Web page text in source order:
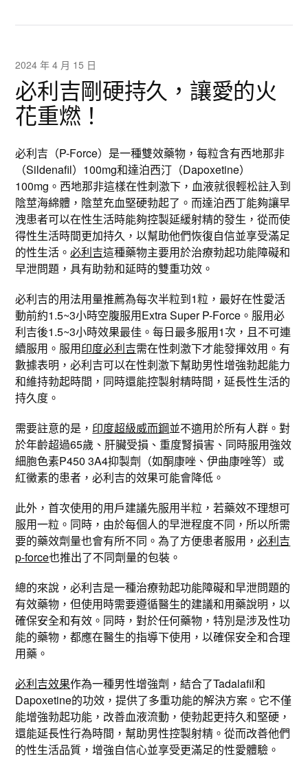
2024 年 4 月 15 日
必利吉剛硬持久，讓愛的火
花重燃！
必利吉（P-Force）是一種雙效藥物，每粒含有西地那非
（Sildenafil）100mg和達泊西汀（Dapoxetine）
100mg。西地那非這樣在性刺激下，血液就很輕松註入到
陰莖海綿體，陰莖充血堅硬勃起了。而達泊西丁能夠讓早
洩患者可以在性生活時能夠控製延緩射精的發生，從而使
得性生活時間更加持久，以幫助他們恢復自信並享受滿足
的性生活。必利吉這種藥物主要用於治療勃起功能障礙和
早泄問題，具有助勃和延時的雙重功效。
必利吉的用法用量推薦為每次半粒到1粒，最好在性愛活
動前約1.5~3小時空腹服用Extra Super P-Force。服用必
利吉後1.5~3小時效果最佳。每日最多服用1次，且不可連
續服用。服用印度必利吉需在性刺激下才能發揮效用。有
數據表明，必利吉可以在性刺激下幫助男性增強勃起能力
和維持勃起時間，同時還能控製射精時間，延長性生活的
持久度。
需要註意的是， 印度超級威而鋼並不適用於所有人群。對
於年齡超過65歲、肝臟受損、重度腎損害、同時服用強效
細胞色素P450 3A4抑製劑（如酮康唑、伊曲康唑等）或
紅黴素的患者，必利吉的效果可能會降低。
此外，首次使用的用戶建議先服用半粒，若藥效不理想可
服用一粒。同時，由於每個人的早泄程度不同，所以所需
要的藥效劑量也會有所不同。為了方便患者服用，必利吉
p-force也推出了不同劑量的包裝。
總的來說，必利吉是一種治療勃起功能障礙和早泄問題的
有效藥物，但使用時需要遵循醫生的建議和用藥說明，以
確保安全和有效。同時，對於任何藥物，特別是涉及性功
能的藥物，都應在醫生的指導下使用，以確保安全和合理
用藥。
必利吉效果作為一種男性增強劑，結合了Tadalafil和
Dapoxetine的功效，提供了多重功能的解決方案。它不僅
能增強勃起功能，改善血液流動，使勃起更持久和堅硬，
還能延長性行為時間，幫助男性控製射精。從而改善他們
的性生活品質，增強自信心並享受更滿足的性愛體驗。